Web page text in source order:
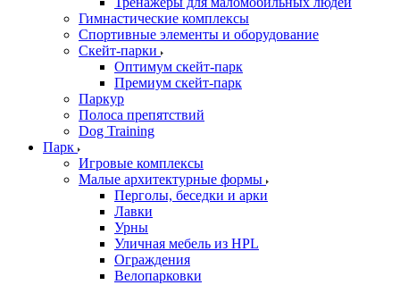
Гимнастические комплексы
Спортивные элементы и оборудование
Скейт-парки
Оптимум скейт-парк
Премиум скейт-парк
Паркур
Полоса препятствий
Dog Training
Парк
Игровые комплексы
Малые архитектурные формы
Перголы, беседки и арки
Лавки
Урны
Уличная мебель из HPL
Ограждения
Велопарковки